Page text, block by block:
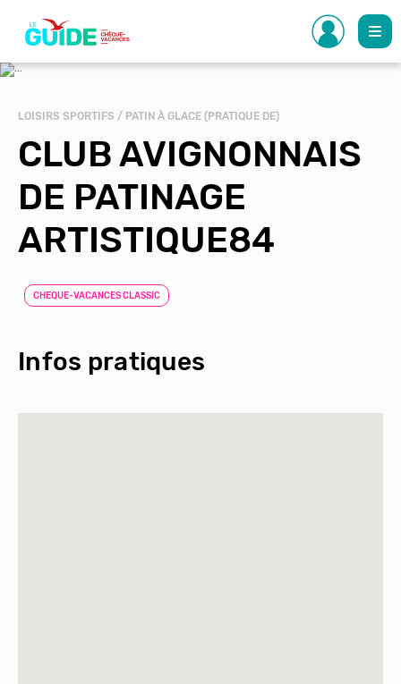
contenu
principal
LOISIRS SPORTIFS / PATIN À GLACE (PRATIQUE DE)
CLUB AVIGNONNAIS
DE PATINAGE
ARTISTIQUE84
CHEQUE-VACANCES CLASSIC
Infos pratiques